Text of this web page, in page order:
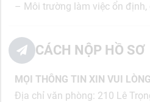
– Môi trường làm việc ổn định,
CÁCH NỘP HỒ SƠ
MỌI THÔNG TIN XIN VUI
Địa chỉ văn phòng: 210 Lê